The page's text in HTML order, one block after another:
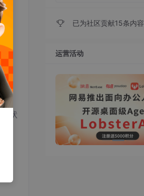
状
已为社区贡献15条内容
运营活动